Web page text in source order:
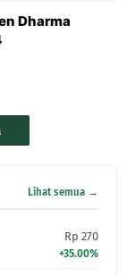
Dharma
Lihat semua →
Rp 270
+35.00%